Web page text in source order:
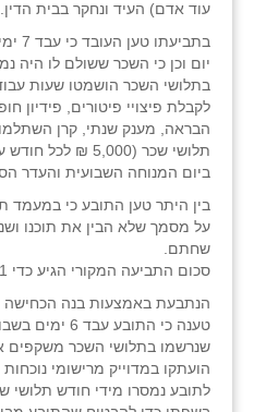
עוד אדם) העיד ונחקר בבית הדין.
יום וכן כי השכר ששולם לו היה
בתלושי השכר הושמטו שעות
לקבלת פיצויי פיטורים, פידיון
הבראה, מענק שנתי, קרן
תלושי שכר (5,000 ₪
ביום המנוחה השבועית והעדר
בין היתר טען התובע כי
על מסמך שלא הבין את תוכנו
שחתם.
סכום התביעה המקורי הגיע כדי 304,231 ₪ !
הנתבעת באמצעות בנה הכחישה
טענה כי התובע
שנרשמו בתלושי השכר משקפים
הועתקו במדוייק מרישומי
לתובע נמסרו מידי חודש תלושי